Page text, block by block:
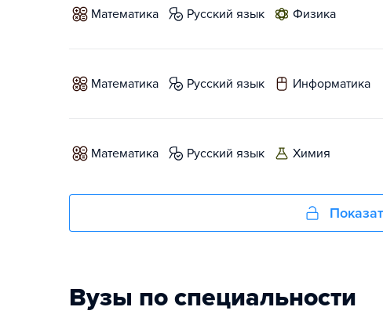
математика русский язык физика
математика русский язык информатика
математика русский язык химия
Вузы по специальности